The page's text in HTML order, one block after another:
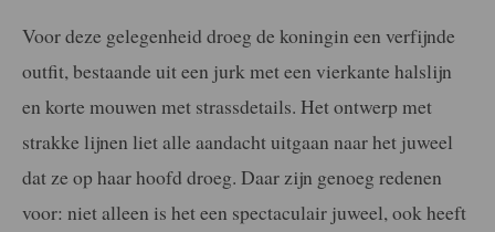
Voor deze gelegenheid droeg de koningin een verfijnde
outfit, bestaande uit een jurk met een vierkante halslijn
en korte mouwen met strassdetails. Het ontwerp met
strakke lijnen liet alle aandacht uitgaan naar het juweel
dat ze op haar hoofd droeg. Daar zijn genoeg redenen
voor: niet alleen is het een spectaculair juweel, ook heeft